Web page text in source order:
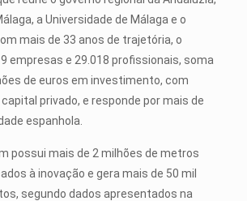
a Universidade de Málaga e o
mais de 33 anos de trajetória, o
empresas e 29.018 profissionais, soma
de euros em investimento, com
privado, e responde por mais de
espanhola.
possui mais de 2 milhões de metros
à inovação e gera mais de 50 mil
segundo dados apresentados na